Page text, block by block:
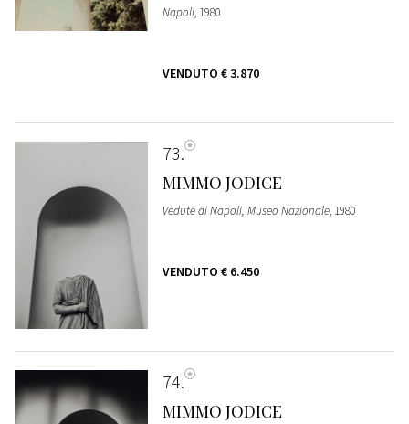
Napoli, 1980
VENDUTO € 3.870
73
MIMMO JODICE
Vedute di Napoli, Museo Nazionale, 1980
VENDUTO € 6.450
74
MIMMO JODICE